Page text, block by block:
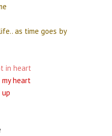
as time goes by
in heart
heart